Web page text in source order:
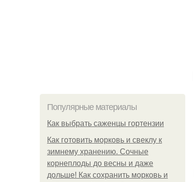
Популярные материалы
Как выбрать саженцы гортензии
Как готовить морковь и свеклу к
зимнему хранению. Сочные
корнеплоды до весны и даже
дольше! Как сохранить морковь и